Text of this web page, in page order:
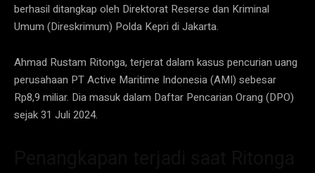
berhasil ditangkap oleh Direktorat Reserse dan Kriminal
Umum (Direskrimum) Polda Kepri di Jakarta.
Ahmad Rustam Ritonga, terjerat dalam kasus pencurian uang
perusahaan PT Active Maritime Indonesia (AMI) sebesar
Rp8,9 miliar. Dia masuk dalam Daftar Pencarian Orang (DPO)
sejak 31 Juli 2024.